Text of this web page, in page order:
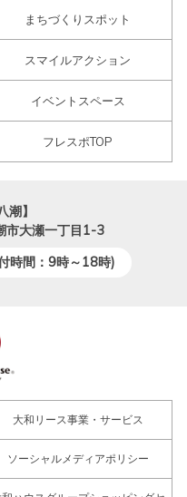
まちづくりスポット
スマイルアクション
イベントスペース
フレスポTOP
潮】
市大瀬一丁目1-3
時間：9時～18時)
大和リース事業・サービス
ソーシャルメディアポリシー